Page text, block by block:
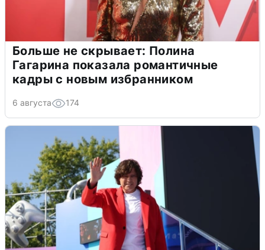
Больше не скрывает: Полина
Гагарина показала романтичные
кадры с новым избранником
6 августа 174